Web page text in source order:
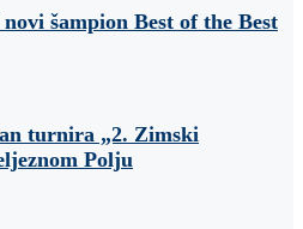
šampion Best of the Best
turnira „2. Zimski
Polju